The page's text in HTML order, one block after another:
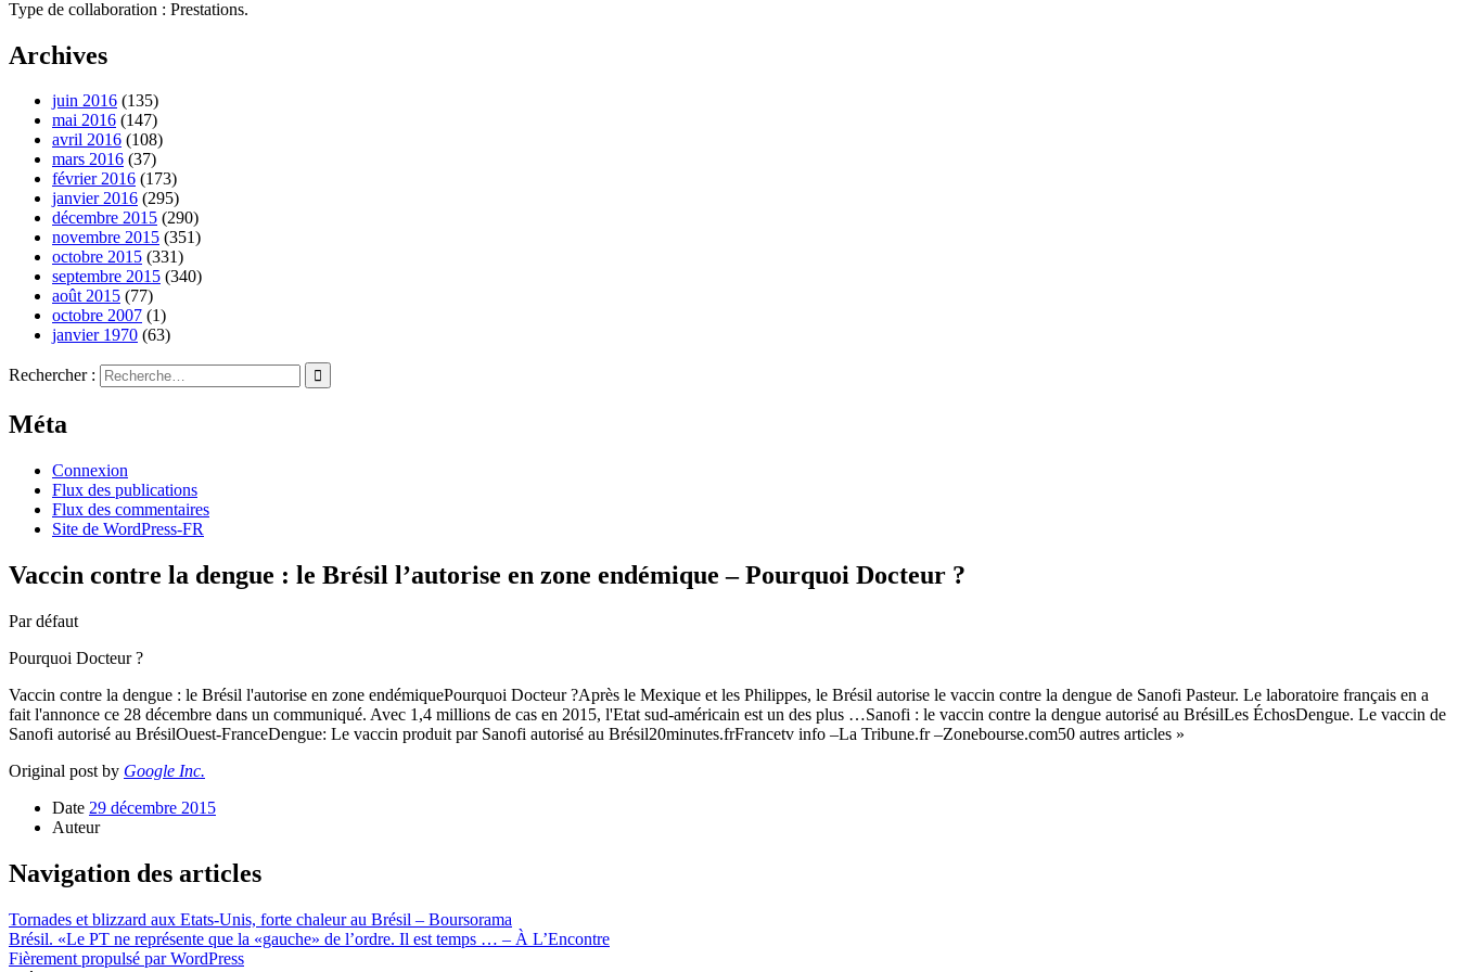
Type de collaboration : Prestations.
Archives
juin 2016 (135)
mai 2016 (147)
avril 2016 (108)
mars 2016 (37)
février 2016 (173)
janvier 2016 (295)
décembre 2015 (290)
novembre 2015 (351)
octobre 2015 (331)
septembre 2015 (340)
août 2015 (77)
octobre 2007 (1)
janvier 1970 (63)
Rechercher :
Méta
Connexion
Flux des publications
Flux des commentaires
Site de WordPress-FR
Vaccin contre la dengue : le Brésil l’autorise en zone endémique – Pourquoi Docteur ?
Par défaut
Pourquoi Docteur ?
Vaccin contre la dengue : le Brésil l'autorise en zone endémiquePourquoi Docteur ?Après le Mexique et les Philippes, le Brésil autorise le vaccin contre la dengue de Sanofi Pasteur. Le laboratoire français en a
fait l'annonce ce 28 décembre dans un communiqué. Avec 1,4 millions de cas en 2015, l'Etat sud-américain est un des plus …Sanofi : le vaccin contre la dengue autorisé au BrésilLes ÉchosDengue. Le vaccin de
Sanofi autorisé au BrésilOuest-FranceDengue: Le vaccin produit par Sanofi autorisé au Brésil20minutes.frFrancetv info –La Tribune.fr –Zonebourse.com50 autres articles »
Original post by Google Inc.
Date 29 décembre 2015
Auteur
Navigation des articles
Tornades et blizzard aux Etats-Unis, forte chaleur au Brésil – Boursorama
Brésil. «Le PT ne représente que la «gauche» de l’ordre. Il est temps … – À L’Encontre
Fièrement propulsé par WordPress